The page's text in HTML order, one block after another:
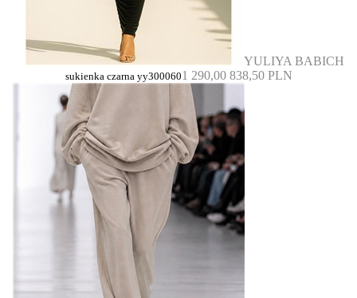
YULIYA BABICH
sukienka czarna yy3000601 290,00 838,50 PLN